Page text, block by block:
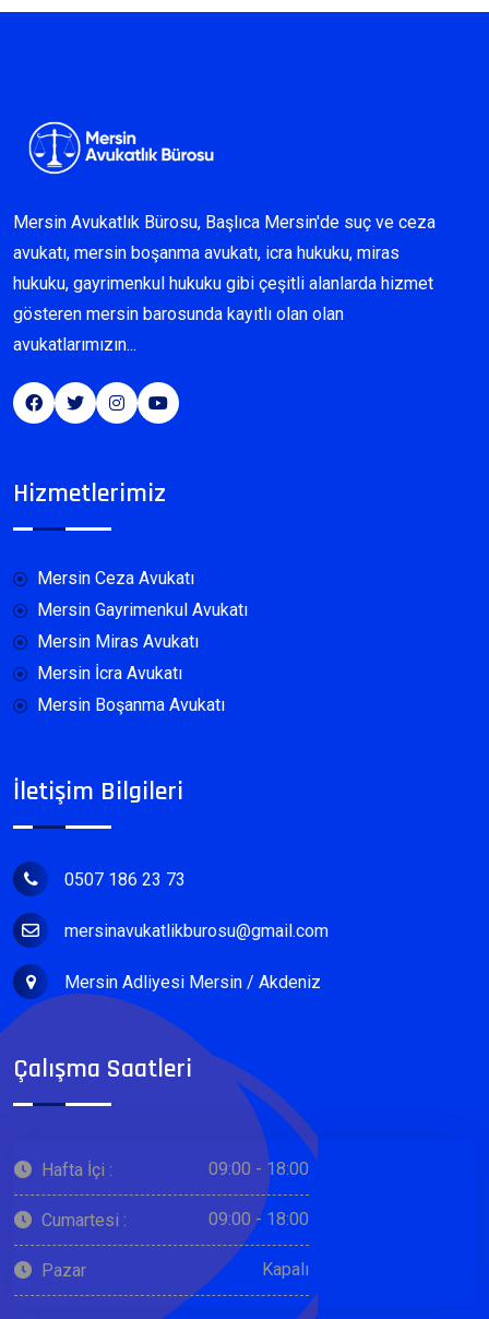
Mersin Avukatlık Bürosu, Başlıca Mersin'de suç ve ceza
avukatı, mersin boşanma avukatı, icra hukuku, miras
hukuku, gayrimenkul hukuku gibi çeşitli alanlarda hizmet
gösteren mersin barosunda kayıtlı olan olan
avukatlarımızın...
Hizmetlerimiz
Mersin Ceza Avukatı
Mersin Gayrimenkul Avukatı
Mersin Miras Avukatı
Mersin İcra Avukatı
Mersin Boşanma Avukatı
İletişim Bilgileri
0507 186 23 73
mersinavukatlikburosu@gmail.com
Mersin Adliyesi Mersin / Akdeniz
Çalışma Saatleri
Hafta İçi : 09:00 - 18:00
Cumartesi : 09:00 - 18:00
Pazar Kapalı